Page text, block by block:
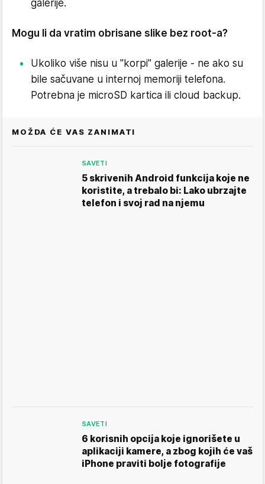
galerije.
Mogu li da vratim obrisane slike bez root-a?
Ukoliko više nisu u "korpi" galerije - ne ako su
bile sačuvane u internoj memoriji telefona.
Potrebna je microSD kartica ili cloud backup.
MOŽDA ĆE VAS ZANIMATI
SAVETI
5 skrivenih Android funkcija koje ne
koristite, a trebalo bi: Lako ubrzajte
telefon i svoj rad na njemu
SAVETI
6 korisnih opcija koje ignorišete u
aplikaciji kamere, a zbog kojih će vaš
iPhone praviti bolje fotografije